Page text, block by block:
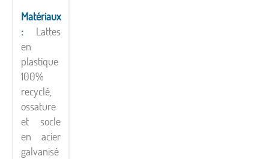
Matériaux
: Lattes
en
plastique
100%
recyclé,
ossature
et socle
en acier
galvanisé